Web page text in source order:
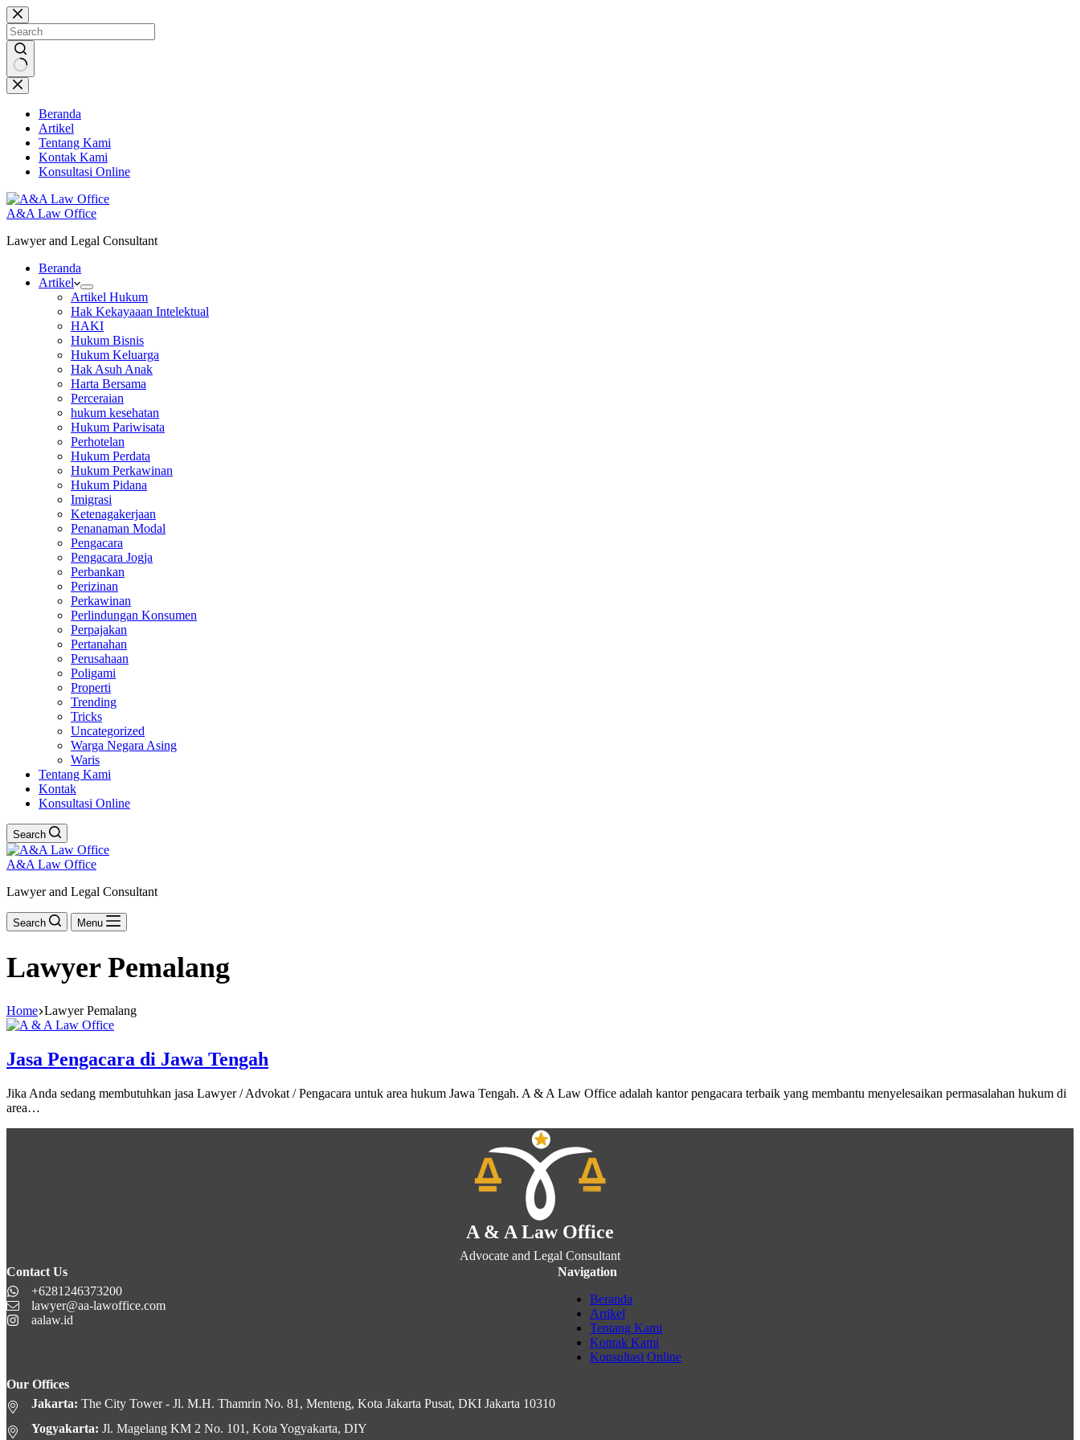
Skip
to
content
No
results
Beranda
Artikel
Tentang Kami
Kontak Kami
Konsultasi Online
A&A Law Office
Lawyer and Legal Consultant
Beranda
Artikel
Artikel Hukum
Hak Kekayaaan Intelektual
HAKI
Hukum Bisnis
Hukum Keluarga
Hak Asuh Anak
Harta Bersama
Perceraian
hukum kesehatan
Hukum Pariwisata
Perhotelan
Hukum Perdata
Hukum Perkawinan
Hukum Pidana
Imigrasi
Ketenagakerjaan
Penanaman Modal
Pengacara
Pengacara Jogja
Perbankan
Perizinan
Perkawinan
Perlindungan Konsumen
Perpajakan
Pertanahan
Perusahaan
Poligami
Properti
Trending
Tricks
Uncategorized
Warga Negara Asing
Waris
Tentang Kami
Kontak
Konsultasi Online
Search
A&A Law Office
Lawyer and Legal Consultant
Search Menu
Lawyer Pemalang
Home Lawyer Pemalang
Jasa Pengacara di Jawa Tengah
Jika Anda sedang membutuhkan jasa Lawyer / Advokat / Pengacara untuk area hukum Jawa Tengah. A & A Law Office adalah kantor pengacara terbaik yang membantu menyelesaikan permasalahan hukum di
area…
A & A Law Office
Advocate and Legal Consultant
Contact Us
+6281246373200
lawyer@aa-lawoffice.com
aalaw.id
Navigation
Beranda
Artikel
Tentang Kami
Kontak Kami
Konsultasi Online
Our Offices
Jakarta: The City Tower - Jl. M.H. Thamrin No. 81, Menteng, Kota Jakarta Pusat, DKI Jakarta 10310
Yogyakarta: Jl. Magelang KM 2 No. 101, Kota Yogyakarta, DIY